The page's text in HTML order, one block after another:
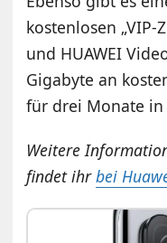
kostenlosen „VIP-
und HUAWEI
Gigabyte an
für drei Monate in
Weitere
findet ihrbei